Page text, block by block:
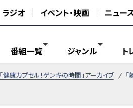
ラジオ イベント・映画 ニュー
番組一覧 ジャンル ト
「健康カプセル！ゲンキの時間」アーカイブ